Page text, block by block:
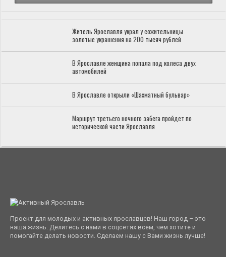
Житель Ярославля украл у сожительницы
золотые украшения на 200 тысяч рублей
В Ярославле женщина попала под колеса двух
автомобилей
В Ярославле открыли «Шахматный бульвар»
Маршрут третьего ночного забега пройдет по
исторической части Ярославля
Проект для молодых и активных ярославцев! Наш город – это
наша жизнь. Делитесь с нами в соцсетях всем, чем хотите и
помогайте делать новости. Сделаем нашу с Вами жизнь лучше!